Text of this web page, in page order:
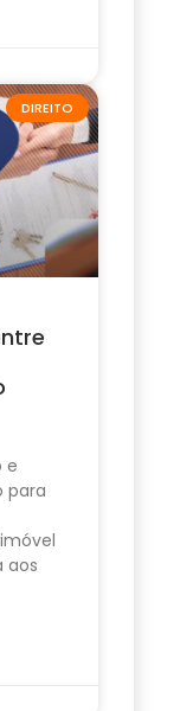
DIREITO
e
para
aos